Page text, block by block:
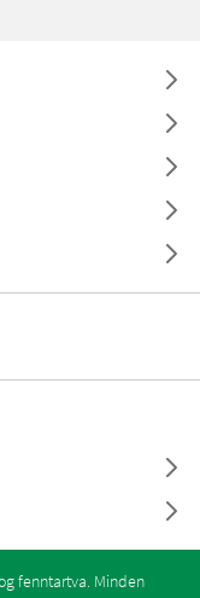
fenntartva. Minden